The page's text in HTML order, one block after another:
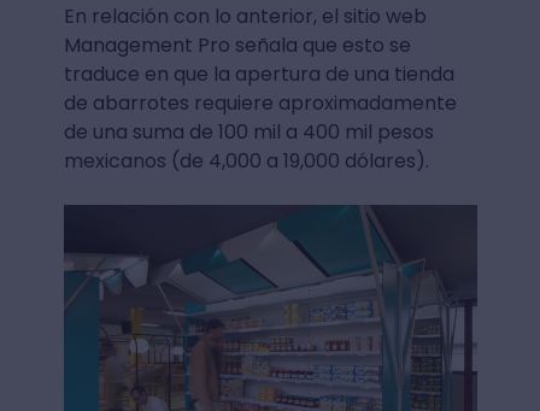
En relación con lo anterior, el sitio web
Management Pro señala que esto se
traduce en que la apertura de una tienda
de abarrotes requiere aproximadamente
de una suma de 100 mil a 400 mil pesos
mexicanos (de 4,000 a 19,000 dólares).